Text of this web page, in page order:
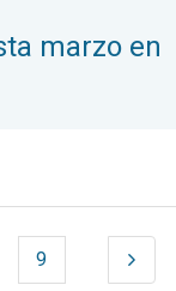
marzo en
9